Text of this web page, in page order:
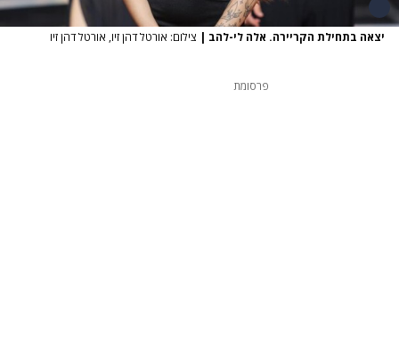
יצאה בתחילת הקריירה. אלה לי-להב | צילום: אורטל דהן זיו, אורטל דהן זיו
פרסומת